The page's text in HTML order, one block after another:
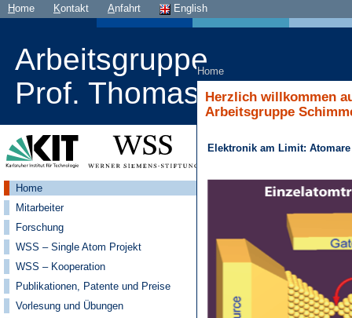
Home Kontakt Anfahrt English
Arbeitsgruppe
Prof. Thomas Schimmel
Home
Mitarbeiter
Forschung
WSS – Single Atom Projekt
WSS – Kooperation
Publikationen, Patente und Preise
Vorlesung und Übungen
Home
Herzlich willkommen
Arbeitsgruppe
Elektronik am Limit: